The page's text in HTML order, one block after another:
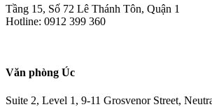
Tầng 15, Số 72 Lê Thánh Tôn, Quận 1
Hotline: 0912 399 360
Văn phòng Úc
Suite 2, Level 1, 9-11 Grosvenor Street,